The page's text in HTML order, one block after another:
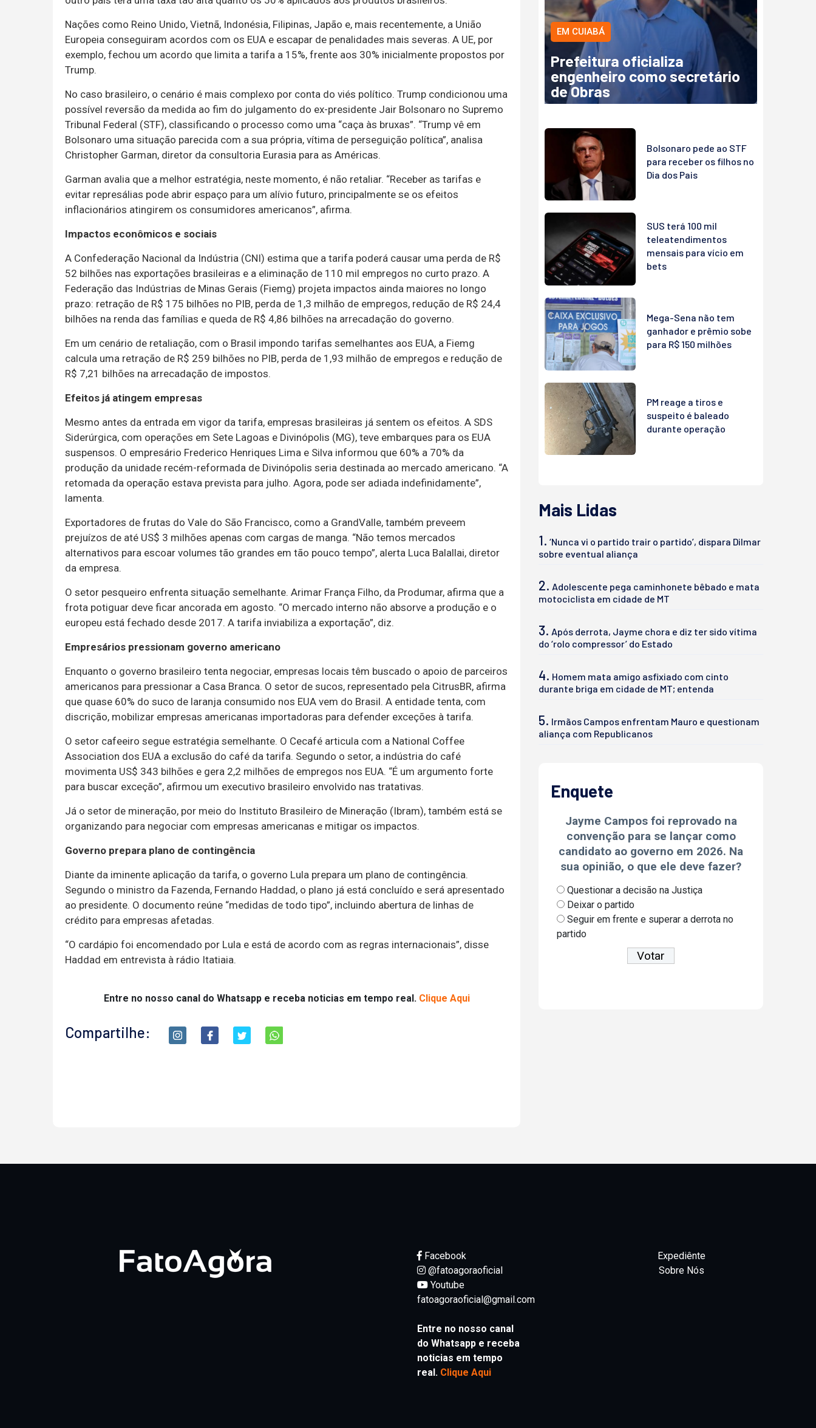
Nações como Reino Unido, Vietnã, Indonésia, Filipinas, Japão e, mais recentemente, a União
Europeia conseguiram acordos com os EUA e escapar de penalidades mais severas. A UE, por
exemplo, fechou um acordo que limita a tarifa a 15%, frente aos 30% inicialmente propostos por
Trump.
No caso brasileiro, o cenário é mais complexo por conta do viés político. Trump condicionou uma
possível reversão da medida ao fim do julgamento do ex-presidente Jair Bolsonaro no Supremo
Tribunal Federal (STF), classificando o processo como uma “caça às bruxas”. “Trump vê em
Bolsonaro uma situação parecida com a sua própria, vítima de perseguição política”, analisa
Christopher Garman, diretor da consultoria Eurasia para as Américas.
Garman avalia que a melhor estratégia, neste momento, é não retaliar. “Receber as tarifas e
evitar represálias pode abrir espaço para um alívio futuro, principalmente se os efeitos
inflacionários atingirem os consumidores americanos”, afirma.
Impactos econômicos e sociais
A Confederação Nacional da Indústria (CNI) estima que a tarifa poderá causar uma perda de R$
52 bilhões nas exportações brasileiras e a eliminação de 110 mil empregos no curto prazo. A
Federação das Indústrias de Minas Gerais (Fiemg) projeta impactos ainda maiores no longo
prazo: retração de R$ 175 bilhões no PIB, perda de 1,3 milhão de empregos, redução de R$ 24,4
bilhões na renda das famílias e queda de R$ 4,86 bilhões na arrecadação do governo.
Em um cenário de retaliação, com o Brasil impondo tarifas semelhantes aos EUA, a Fiemg
calcula uma retração de R$ 259 bilhões no PIB, perda de 1,93 milhão de empregos e redução de
R$ 7,21 bilhões na arrecadação de impostos.
Efeitos já atingem empresas
Mesmo antes da entrada em vigor da tarifa, empresas brasileiras já sentem os efeitos. A SDS
Siderúrgica, com operações em Sete Lagoas e Divinópolis (MG), teve embarques para os EUA
suspensos. O empresário Frederico Henriques Lima e Silva informou que 60% a 70% da
produção da unidade recém-reformada de Divinópolis seria destinada ao mercado americano. “A
retomada da operação estava prevista para julho. Agora, pode ser adiada indefinidamente”,
lamenta.
Exportadores de frutas do Vale do São Francisco, como a GrandValle, também preveem
prejuízos de até US$ 3 milhões apenas com cargas de manga. “Não temos mercados
alternativos para escoar volumes tão grandes em tão pouco tempo”, alerta Luca Balallai, diretor
da empresa.
O setor pesqueiro enfrenta situação semelhante. Arimar França Filho, da Produmar, afirma que a
frota potiguar deve ficar ancorada em agosto. “O mercado interno não absorve a produção e o
europeu está fechado desde 2017. A tarifa inviabiliza a exportação”, diz.
Empresários pressionam governo americano
Enquanto o governo brasileiro tenta negociar, empresas locais têm buscado o apoio de parceiros
americanos para pressionar a Casa Branca. O setor de sucos, representado pela CitrusBR, afirma
que quase 60% do suco de laranja consumido nos EUA vem do Brasil. A entidade tenta, com
discrição, mobilizar empresas americanas importadoras para defender exceções à tarifa.
O setor cafeeiro segue estratégia semelhante. O Cecafé articula com a National Coffee
Association dos EUA a exclusão do café da tarifa. Segundo o setor, a indústria do café
movimenta US$ 343 bilhões e gera 2,2 milhões de empregos nos EUA. “É um argumento forte
para buscar exceção”, afirmou um executivo brasileiro envolvido nas tratativas.
Já o setor de mineração, por meio do Instituto Brasileiro de Mineração (Ibram), também está se
organizando para negociar com empresas americanas e mitigar os impactos.
Governo prepara plano de contingência
Diante da iminente aplicação da tarifa, o governo Lula prepara um plano de contingência.
Segundo o ministro da Fazenda, Fernando Haddad, o plano já está concluído e será apresentado
ao presidente. O documento reúne “medidas de todo tipo”, incluindo abertura de linhas de
crédito para empresas afetadas.
“O cardápio foi encomendado por Lula e está de acordo com as regras internacionais”, disse
Haddad em entrevista à rádio Itatiaia.
Entre no nosso canal do Whatsapp e receba noticias em tempo real. Clique Aqui
Compartilhe:
EM CUIABÁ
Prefeitura oficializa
engenheiro como secretário
de Obras
Bolsonaro pede ao STF
para receber os filhos no
Dia dos Pais
SUS terá 100 mil
teleatendimentos
mensais para vício em
bets
Mega-Sena não tem
ganhador e prêmio sobe
para R$ 150 milhões
PM reage a tiros e
suspeito é baleado
durante operação
Mais Lidas
1. ‘Nunca vi o partido trair o partido’, dispara Dilmar
sobre eventual aliança
2. Adolescente pega caminhonete bêbado e mata
motociclista em cidade de MT
3. Após derrota, Jayme chora e diz ter sido vítima
do ‘rolo compressor’ do Estado
4. Homem mata amigo asfixiado com cinto
durante briga em cidade de MT; entenda
5. Irmãos Campos enfrentam Mauro e questionam
aliança com Republicanos
Enquete
Jayme Campos foi reprovado na
convenção para se lançar como
candidato ao governo em 2026. Na
sua opinião, o que ele deve fazer?
Questionar a decisão na Justiça
Deixar o partido
Seguir em frente e superar a derrota no
partido
Facebook
@fatoagoraoficial
Youtube
fatoagoraoficial@gmail.com
Entre no nosso canal
do Whatsapp e receba
noticias em tempo
real. Clique Aqui
Expediênte
Sobre Nós